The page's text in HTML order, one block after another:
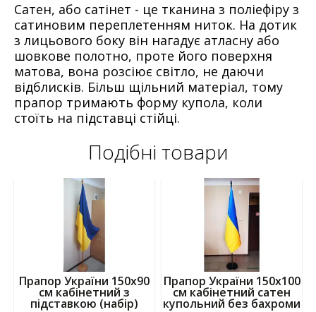
Сатен, або сатінет - це тканина з поліефіру з
сатиновим переплетенням ниток. На дотик
з лицьового боку він нагадує атласну або
шовкове полотно, проте його поверхня
матова, вона розсіює світло, не даючи
відблисків. Більш щільний матеріал, тому
прапор тримають форму купола, коли
стоїть на підставці стійці.
Подібні товари
Прапор України 150х90
см кабінетний з
підставкою (набір)
Прапор України 150х100
см кабінетний сатен
купольний без бахроми